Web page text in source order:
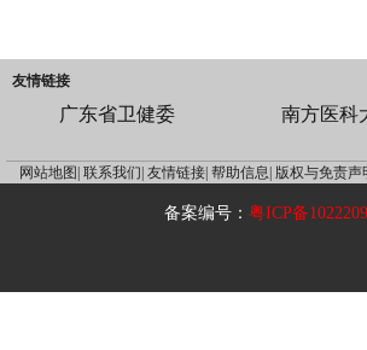
友情链接
广东省卫健委 南方医科
网站地图| 联系我们| 友情链接| 帮助信息| 版权与免责声
备案编号：粤ICP备